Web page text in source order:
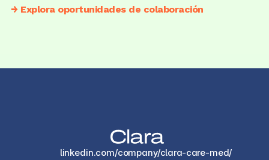
→ Explora oportunidades de colaboración
linkedin.com/company/clara-care-med/